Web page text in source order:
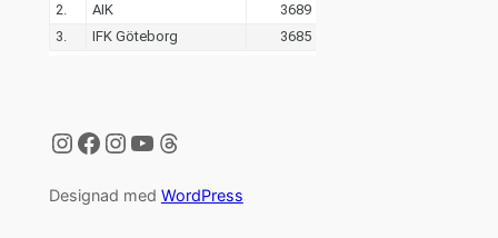
Instagram
Facebook
Instagram
YouTube
Threads
Designad med WordPress